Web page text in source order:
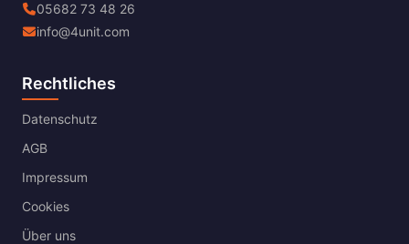
05682 73 48 26
info@4unit.com
Rechtliches
Datenschutz
AGB
Impressum
Cookies
Über uns